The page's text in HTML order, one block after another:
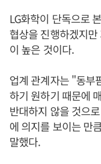
LG화학이 단독으로
협상을 진행하겠지
이 높은 것이다.
업계 관계자는 "동부
하기 원하기 때문에
반대하지 않을 것으
에 의지를 보이는 만
말했다.